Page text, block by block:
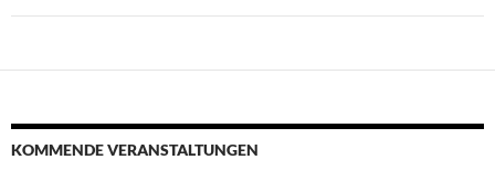
KOMMENDE VERANSTALTUNGEN